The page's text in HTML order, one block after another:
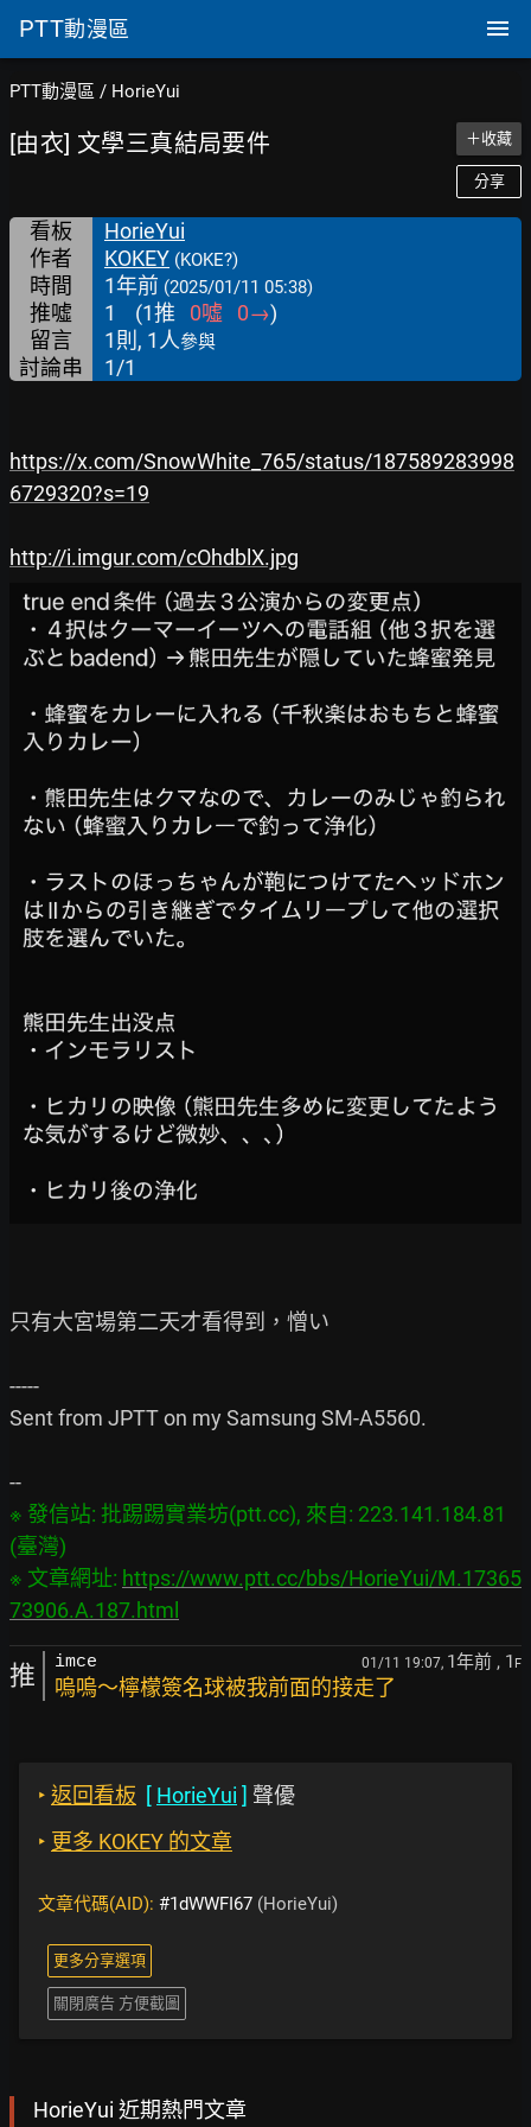
PTT動漫區
PTT動漫區 / HorieYui
[由衣] 文學三真結局要件 ＋收藏
分享
看板
HorieYui
作者
KOKEY (KOKE?)
時間 1年前 (2025/01/11 05:38)
推噓 1 (1推 0噓 0→)
留言
1則, 1人參與
討論串 1/1
https://x.com/SnowWhite_765/status/187589283998
6729320?s=19
http://i.imgur.com/cOhdblX.jpg
只有大宮場第二天才看得到，憎い
-----
Sent from JPTT on my Samsung SM-A5560.
※ 發信站: 批踢踢實業坊(ptt.cc), 來自: 223.141.184.81
(臺灣)
※ 文章網址: https://www.ptt.cc/bbs/HorieYui/M.17365
73906.A.187.html
推 imce 01/11 19:07, 1年前 , 1 F
嗚嗚～檸檬簽名球被我前面的接走了
‣ 返回看板 [ HorieYui ] 聲優
‣ 更多 KOKEY 的文章
文章代碼(AID): #1dWWFI67 (HorieYui)
更多分享選項
關閉廣告 方便截圖
HorieYui 近期熱門文章